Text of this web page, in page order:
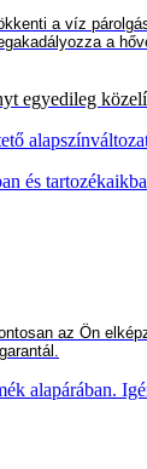
a víz
a
egyedileg
és
az Ön
alapárában.